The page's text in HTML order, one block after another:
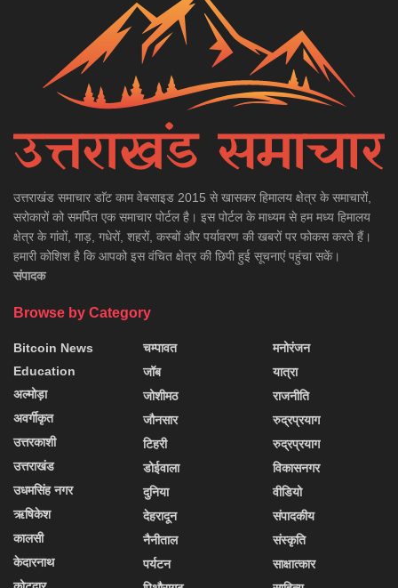
उत्तराखंड समाचार डाॅट काम वेबसाइड 2015 से खासकर हिमालय क्षेत्र के समाचारों,
सरोकारों को समर्पित एक समाचार पोर्टल है। इस पोर्टल के माध्यम से हम मध्य हिमालय
क्षेत्र के गांवों, गाड़, गधेरों, शहरों, कस्बों और पर्यावरण की खबरों पर फोकस करते हैं।
हमारी कोशिश है कि आपको इस वंचित क्षेत्र की छिपी हुई सूचनाएं पहुंचा सकें।
संपादक
Browse by Category
Bitcoin News
Education
अल्मोड़ा
अवर्गीकृत
उत्तरकाशी
उत्तराखंड
उधमसिंह नगर
ऋषिकेश
कालसी
केदारनाथ
चम्पावत
जॉब
जोशीमठ
जौनसार
टिहरी
डोईवाला
दुनिया
देहरादून
नैनीताल
पर्यटन
मनोरंजन
यात्रा
राजनीति
रुद्रप्रयाग
रुद्रप्रयाग
विकासनगर
वीडियो
संपादकीय
संस्कृति
साक्षात्कार